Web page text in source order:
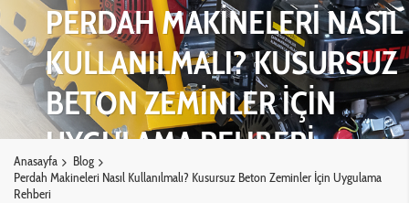
PERDAH MAKİNELERİ NASIL
KULLANILMALI? KUSURSUZ
BETON ZEMİNLER İÇİN
UYGULAMA REHBERİ
Anasayfa
Blog
Perdah Makineleri Nasıl Kullanılmalı? Kusursuz Beton Zeminler İçin Uygulama
Rehberi